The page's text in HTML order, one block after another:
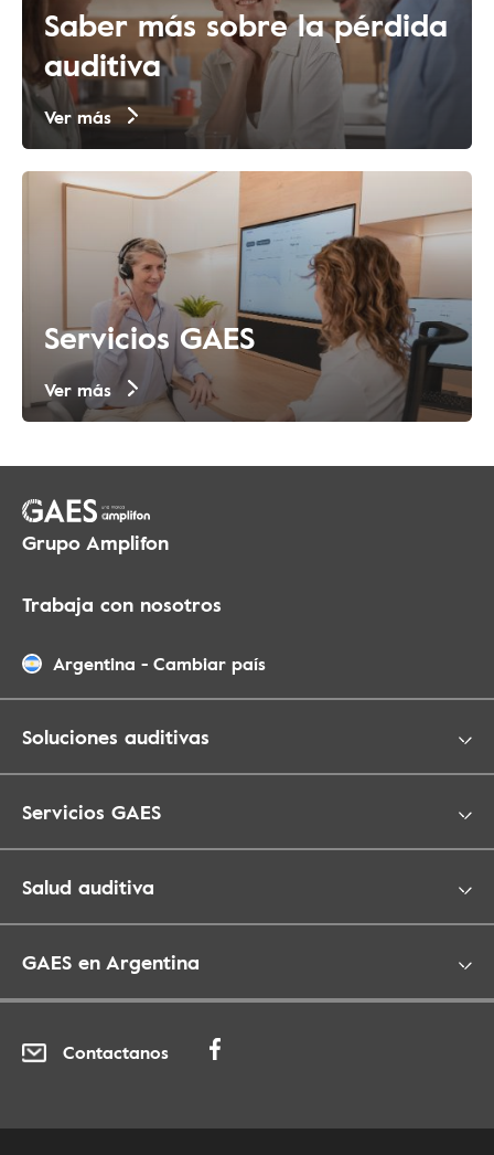
Saber más sobre la pérdida
auditiva
Ver más
Servicios GAES
Ver más
Grupo Amplifon
Trabaja con nosotros
Argentina - Cambiar país
Soluciones auditivas
Servicios GAES
Salud auditiva
GAES en Argentina
Contactanos